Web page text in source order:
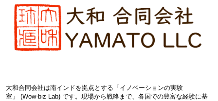
大和合同会社は南インドを拠点とする「イノベーションの実験
室」 (Wow-biz Lab) です。現場から戦略まで、各国での豊富な経験に基